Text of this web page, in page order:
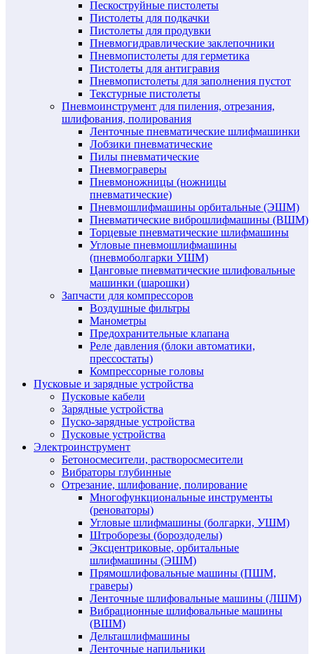
Пескоструйные пистолеты
Пистолеты для подкачки
Пистолеты для продувки
Пневмогидравлические заклепочники
Пневмопистолеты для герметика
Пистолеты для антигравия
Пневмопистолеты для заполнения пустот
Текстурные пистолеты
Пневмоинструмент для пиления, отрезания,
шлифования, полирования
Ленточные пневматические шлифмашинки
Лобзики пневматические
Пилы пневматические
Пневмограверы
Пневмоножницы (ножницы
пневматические)
Пневмошлифмашины орбитальные (ЭШМ)
Пневматические виброшлифмашины (ВШМ)
Торцевые пневматические шлифмашины
Угловые пневмошлифмашины
(пневмоболгарки УШМ)
Цанговые пневматические шлифовальные
машинки (шарошки)
Запчасти для компрессоров
Воздушные фильтры
Манометры
Предохранительные клапана
Реле давления (блоки автоматики,
прессостаты)
Компрессорные головы
Пусковые и зарядные устройства
Пусковые кабели
Зарядные устройства
Пуско-зарядные устройства
Пусковые устройства
Электроинструмент
Бетоносмесители, растворосмесители
Вибраторы глубинные
Отрезание, шлифование, полирование
Многофункциональные инструменты
(реноваторы)
Угловые шлифмашины (болгарки, УШМ)
Штроборезы (бороздоделы)
Эксцентриковые, орбитальные
шлифмашины (ЭШМ)
Прямошлифовальные машины (ПШМ,
граверы)
Ленточные шлифовальные машины (ЛШМ)
Вибрационные шлифовальные машины
(ВШМ)
Дельташлифмашины
Ленточные напильники